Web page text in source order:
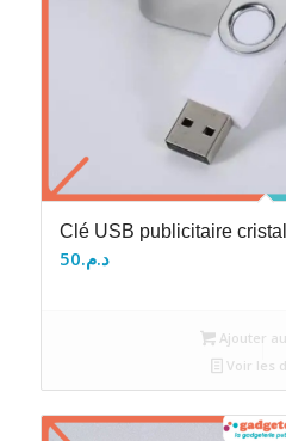
Clé USB publicitaire cristal
د.م.50
Ajouter
Voir les